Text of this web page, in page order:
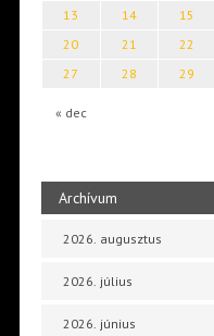
« dec
13
14 15
20
21 22
27
28 29
Archívum
2026. augusztus
2026. július
2026. június